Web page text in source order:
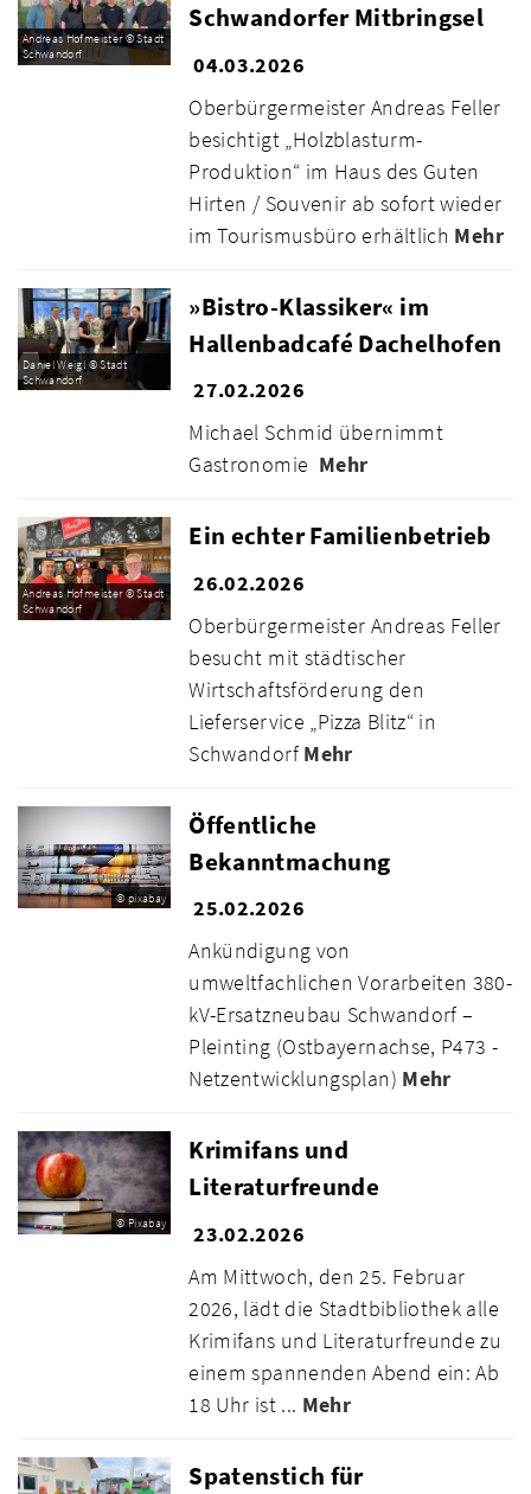
Andreas Hofmeister © Stadt
Schwandorf
Schwandorfer Mitbringsel
04.03.2026
Oberbürgermeister Andreas Feller
besichtigt „Holzblasturm-
Produktion“ im Haus des Guten
Hirten / Souvenir ab sofort wieder
im Tourismusbüro erhältlich Mehr
Daniel Weigl © Stadt
Schwandorf
»Bistro-Klassiker« im
Hallenbadcafé Dachelhofen
27.02.2026
Michael Schmid übernimmt
Gastronomie Mehr
Andreas Hofmeister © Stadt
Schwandorf
Ein echter Familienbetrieb
26.02.2026
Oberbürgermeister Andreas Feller
besucht mit städtischer
Wirtschaftsförderung den
Lieferservice „Pizza Blitz“ in
Schwandorf Mehr
© pixabay
Öffentliche
Bekanntmachung
25.02.2026
Ankündigung von
umweltfachlichen Vorarbeiten 380-
kV-Ersatzneubau Schwandorf –
Pleinting (Ostbayernachse, P473 -
Netzentwicklungsplan) Mehr
© Pixabay
Krimifans und
Literaturfreunde
23.02.2026
Am Mittwoch, den 25. Februar
2026, lädt die Stadtbibliothek alle
Krimifans und Literaturfreunde zu
einem spannenden Abend ein: Ab
18 Uhr ist ... Mehr
Spatenstich für